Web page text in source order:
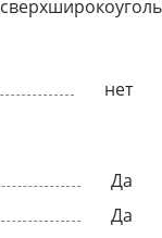
нет
Да
Да